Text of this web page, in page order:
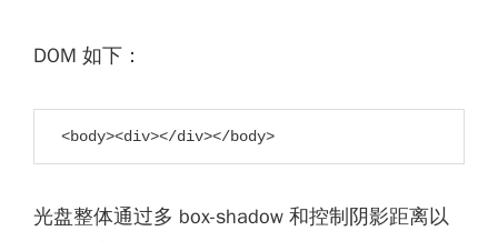
DOM 如下：
<body><div></div></body>
光盘整体通过多 box-shadow 和控制阴影距离以